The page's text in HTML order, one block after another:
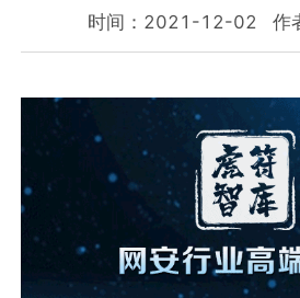
时间：2021-12-02 作